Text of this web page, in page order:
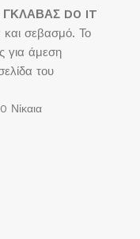
ΓΚΛΑΒΑΣ DO IT
και σεβασμό. Το
για άμεση
του
Νίκαια